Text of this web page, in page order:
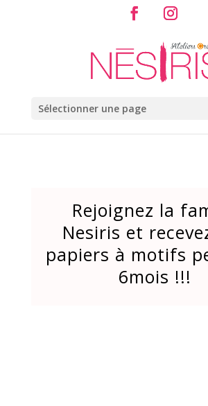
Sélectionner une page
Rejoignez la
Nesiris et
papiers à motifs
6mois !!!